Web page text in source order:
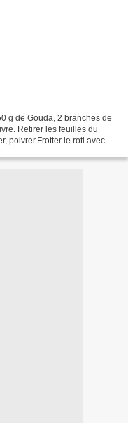
g de Gouda, 2 branches de
Retirer les feuilles du
poivrer.Frotter le roti avec ce